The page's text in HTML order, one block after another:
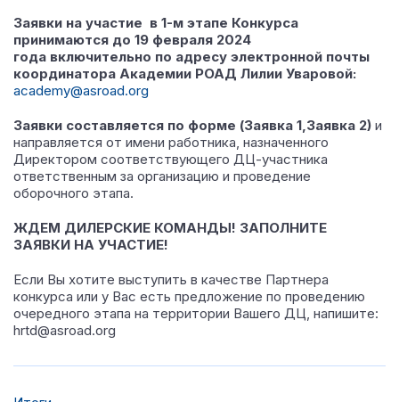
Заявки на участие в 1-м этапе Конкурса
принимаются до 19 февраля 2024
года включительно по адресу электронной почты
координатора Академии РОАД Лилии Уваровой:
academy@asroad.org
Заявки составляется по форме (Заявка 1,Заявка 2) и
направляется от имени работника, назначенного
Директором соответствующего ДЦ-участника
ответственным за организацию и проведение
оборочного этапа.
ЖДЕМ ДИЛЕРСКИЕ КОМАНДЫ! ЗАПОЛНИТЕ
ЗАЯВКИ НА УЧАСТИЕ!
Если Вы хотите выступить в качестве Партнера
конкурса или у Вас есть предложение по проведению
очередного этапа на территории Вашего ДЦ, напишите:
hrtd@asroad.org